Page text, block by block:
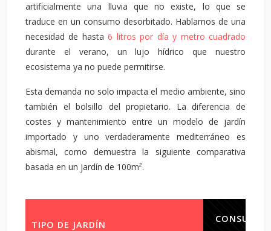
artificialmente una lluvia que no existe, lo que se
traduce en un consumo desorbitado. Hablamos de una
necesidad de hasta6 litros por día y metro cuadrado
durante el verano, un lujo hídrico que nuestro
ecosistema ya no puede permitirse.
Esta demanda no solo impacta el medio ambiente, sino
también el bolsillo del propietario. La diferencia de
costes y mantenimiento entre un modelo de jardín
importado y uno verdaderamente mediterráneo es
abismal, como demuestra la siguiente comparativa
basada en un jardín de 100m².
TIPO DE JARDÍN
CONSUMO